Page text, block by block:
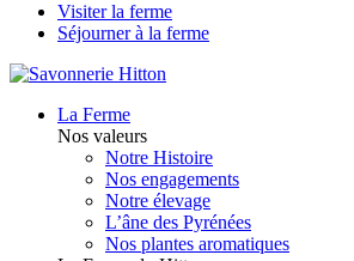
Visiter la ferme
Séjourner à la ferme
La Ferme
Nos valeurs
Notre Histoire
Nos engagements
Notre élevage
L’âne des Pyrénées
Nos plantes aromatiques